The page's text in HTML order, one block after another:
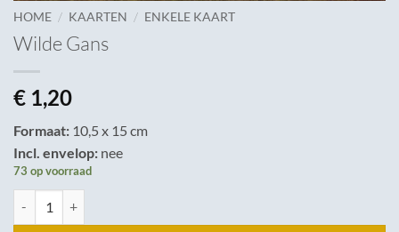
HOME / KAARTEN / ENKELE KAART
Wilde Gans
€ 1,20
Formaat: 10,5 x 15 cm
Incl. envelop: nee
73 op voorraad